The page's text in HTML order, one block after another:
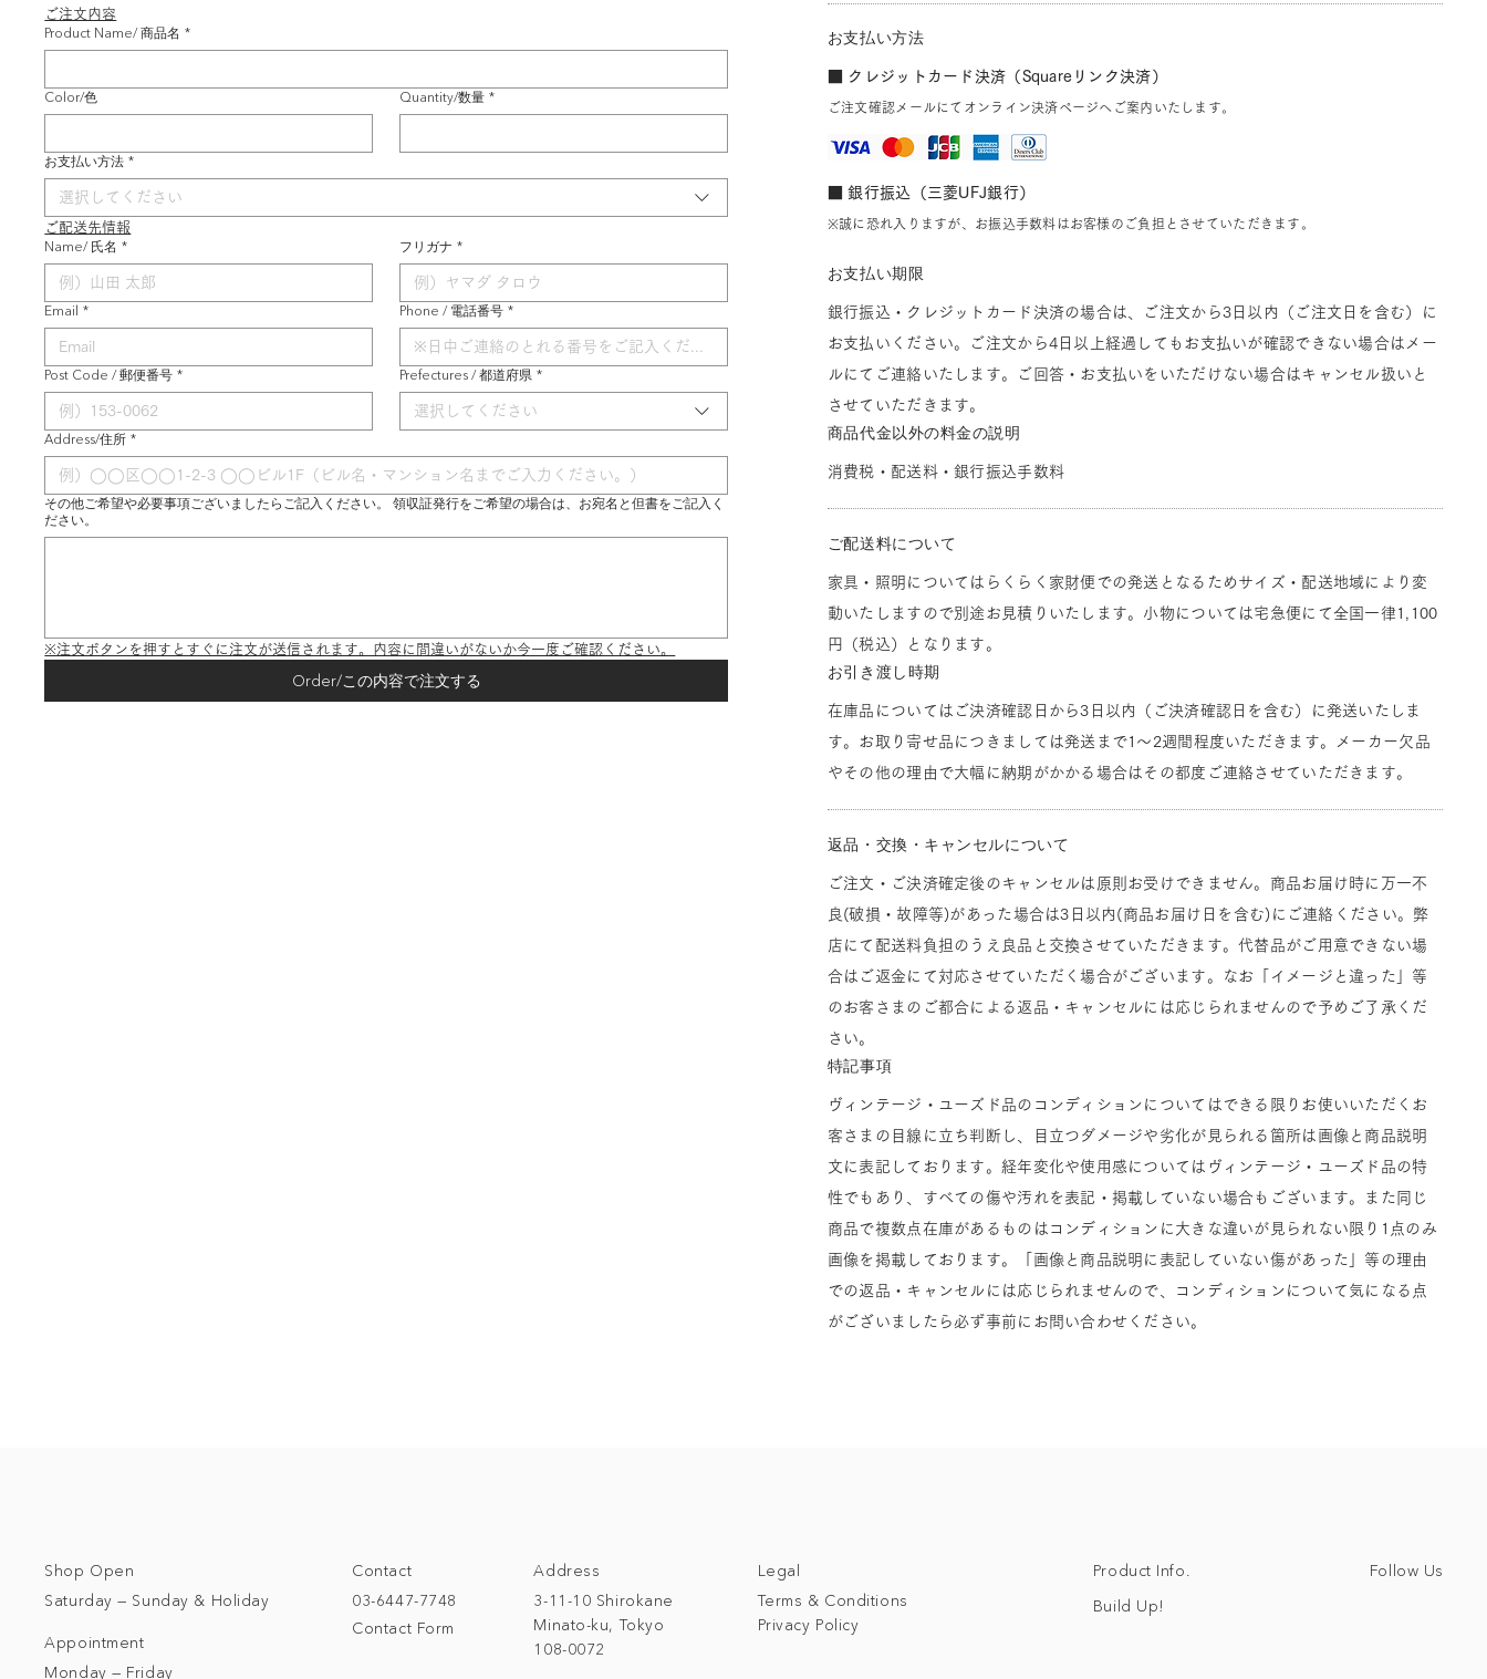
ご注文内容
Product Name/ 商品名 *
Color/色 Quantity/数量 *
お支払い方法 *
選択してください
ご配送先情報
Name/ 氏名 * フリガナ *
Email * Phone / 電話番号 *
Post Code / 郵便番号 * Prefectures / 都道府県 *
選択してください
Address/住所 *
その他ご希望や必要事項ございましたらご記入ください。 領収証発行をご希望の場合は、お宛名と但書をご記入く
ださい。
※注文ボタンを押すとすぐに注文が送信されます。内容に間違いがないか今一度ご確認ください。
Order/この内容で注文する
お支払い方法
■ クレジットカード決済（Squareリンク決済）
ご注文確認メールにてオンライン決済ページへご案内いたします。
■ 銀行振込（三菱UFJ銀行）
※誠に恐れ入りますが、お振込手数料はお客様のご負担とさせていただきます。
お支払い期限
銀行振込・クレジットカード決済の場合は、ご注文から3日以内（ご注文日を含む）に
お支払いください。ご注文から4日以上経過してもお支払いが確認できない場合はメー
ルにてご連絡いたします。ご回答・お支払いをいただけない場合はキャンセル扱いと
させていただきます。
商品代金以外の料金の説明
消費税・配送料・銀行振込手数料
ご配送料について
家具・照明についてはらくらく家財便での発送となるためサイズ・配送地域により変
動いたしますので別途お見積りいたします。小物については宅急便にて全国一律1,100
円（税込）となります。
お引き渡し時期
在庫品についてはご決済確認日から3日以内（ご決済確認日を含む）に発送いたしま
す。お取り寄せ品につきましては発送まで1～2週間程度いただきます。メーカー欠品
やその他の理由で大幅に納期がかかる場合はその都度ご連絡させていただきます。
返品・交換・キャンセルについて
ご注文・ご決済確定後のキャンセルは原則お受けできません。商品お届け時に万一不
良(破損・故障等)があった場合は3日以内(商品お届け日を含む)にご連絡ください。弊
店にて配送料負担のうえ良品と交換させていただきます。代替品がご用意できない場
合はご返金にて対応させていただく場合がございます。なお「イメージと違った」等
のお客さまのご都合による返品・キャンセルには応じられませんので予めご了承くだ
さい。
特記事項
ヴィンテージ・ユーズド品のコンディションについてはできる限りお使いいただくお
客さまの目線に立ち判断し、目立つダメージや劣化が見られる箇所は画像と商品説明
文に表記しております。経年変化や使用感についてはヴィンテージ・ユーズド品の特
性でもあり、すべての傷や汚れを表記・掲載していない場合もございます。また同じ
商品で複数点在庫があるものはコンディションに大きな違いが見られない限り1点のみ
画像を掲載しております。「画像と商品説明に表記していない傷があった」等の理由
での返品・キャンセルには応じられませんので、コンディションについて気になる点
がございましたら必ず事前にお問い合わせください。
Address
3-11-10 Shirokane
Minato-ku, Tokyo
108-0072
Contact
03-6447-7748
Contact Form
Shop Open
Saturday — Sunday & Holiday
Appointment
Monday — Friday
Legal
Terms & Conditions
Privacy Policy
Product Info.
Build Up!
Follow Us